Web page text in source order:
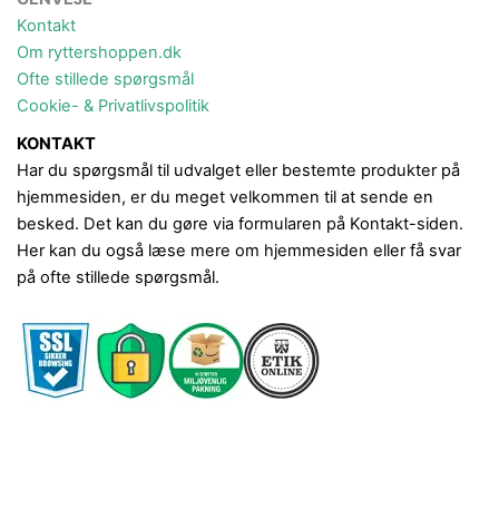
Kontakt
Om ryttershoppen.dk
Ofte stillede spørgsmål
Cookie- & Privatlivspolitik
KONTAKT
Har du spørgsmål til udvalget eller bestemte produkter på
hjemmesiden, er du meget velkommen til at sende en
besked. Det kan du gøre via formularen på Kontakt-siden.
Her kan du også læse mere om hjemmesiden eller få svar
på ofte stillede spørgsmål.